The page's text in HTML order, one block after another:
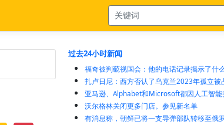
过去24小时新闻
福奇被判藐视国会：他的电话记录揭示了什
扎卢日尼：西方否认了乌克兰2023年孤立被
亚马逊、Alphabet和Microsoft都因人工智能
沃尔格林关闭更多门店。参见新名单
有消息称，朝鲜已将一支导弹部队转移至俄罗